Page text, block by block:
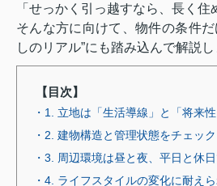
「せっかく引っ越すなら、長く住
そんな方に向けて、物件の条件だ
しのリアル”にも踏み込んで解説し
【目次】
・1. 立地は「生活導線」と「将来
・2. 建物構造と管理状態をチェック
・3. 周辺環境は昼と夜、平日と休
・4. ライフスタイルの変化に耐え